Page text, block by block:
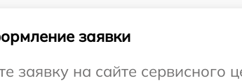
заявки
заявку на сайте